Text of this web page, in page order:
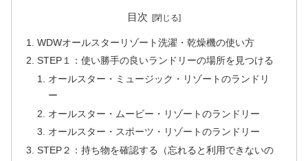
目次
WDWオールスターリゾート洗濯・乾燥機の使い方
STEP１：使い勝手の良いランドリーの場所を見つける
オールスター・ミュージック・リゾートのランドリ
ー
オールスター・ムービー・リゾートのランドリー
オールスター・スポーツ・リゾートのランドリー
STEP２：持ち物を確認する（忘れると利用できないの